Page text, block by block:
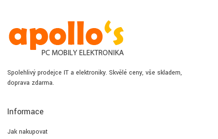
Spolehlivý prodejce IT a elektroniky. Skvělé ceny, vše skladem,
doprava zdarma.
Informace
Jak nakupovat